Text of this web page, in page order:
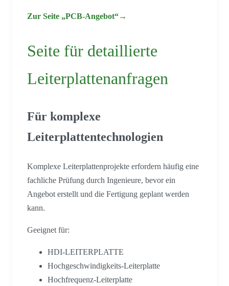
Zur Seite „PCB-Angebot“→
Seite für detaillierte
Leiterplattenanfragen
Für komplexe
Leiterplattentechnologien
Komplexe Leiterplattenprojekte erfordern häufig eine
fachliche Prüfung durch Ingenieure, bevor ein
Angebot erstellt und die Fertigung geplant werden
kann.
Geeignet für:
HDI-LEITERPLATTE
Hochgeschwindigkeits-Leiterplatte
Hochfrequenz-Leiterplatte